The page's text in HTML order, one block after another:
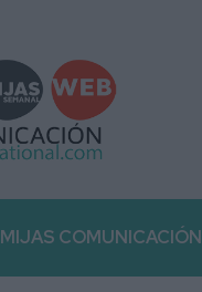
MIJAS COMUNICACIÓN